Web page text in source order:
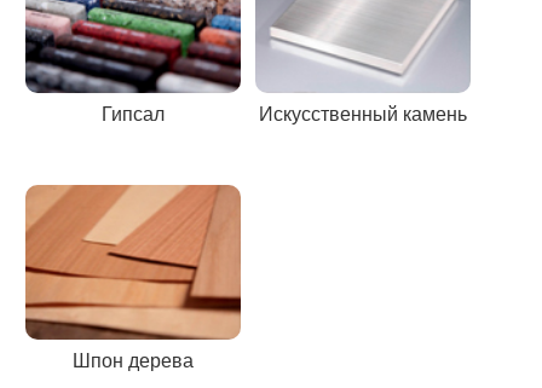
Гипсал Искусственный камень
Шпон дерева